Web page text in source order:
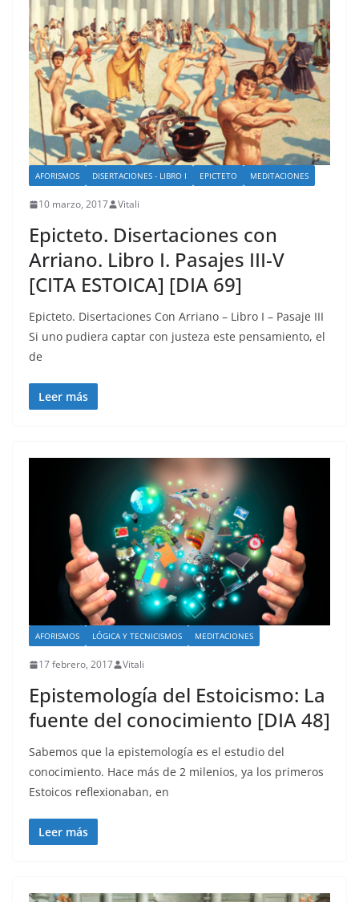
AFORISMOS DISERTACIONES - LIBRO I EPICTETO MEDITACIONES
10 marzo, 2017 Vitali
Epicteto. Disertaciones con
Arriano. Libro I. Pasajes III-V
[CITA ESTOICA] [DIA 69]
Epicteto. Disertaciones Con Arriano – Libro I – Pasaje III
Si uno pudiera captar con justeza este pensamiento, el
de
Leer más
AFORISMOS LÓGICA Y TECNICISMOS MEDITACIONES
17 febrero, 2017 Vitali
Epistemología del Estoicismo: La
fuente del conocimiento [DIA 48]
Sabemos que la epistemología es el estudio del
conocimiento. Hace más de 2 milenios, ya los primeros
Estoicos reflexionaban, en
Leer más